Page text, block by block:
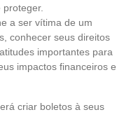
proteger.
a ser vítima de um
conhecer seus direitos
importantes para
impactos financeiros e
criar boletos à seus